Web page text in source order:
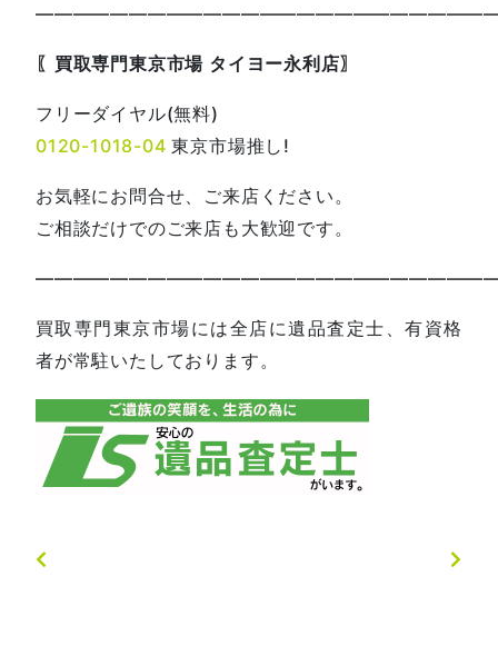
〖買取専門東京市場 タイヨー永利店〗
フリーダイヤル(無料)
0120-1018-04 東京市場推し!
お気軽にお問合せ、ご来店ください。
ご相談だけでのご来店も大歓迎です。
買取専門東京市場には全店に遺品査定士、有資格
者が常駐いたしております。